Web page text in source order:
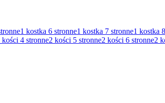
1 kostka 6 stronne1 kostka 7 stronne1 kostka
kości 4 stronne2 kości 5 stronne2 kości 6 stronne2